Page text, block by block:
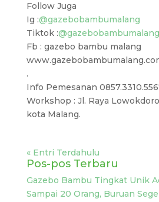
Follow Juga
Ig :@gazebobambumalang
Tiktok :@gazebobambumalang
Fb : gazebo bambu malang
.
Info Pemesanan
Workshop : Jl. Raya
kota Malang.
« Entri Terdahulu
Pos-pos Terbaru
Gazebo Bambu Tingkat Unik
Sampai 20 Orang, Buruan